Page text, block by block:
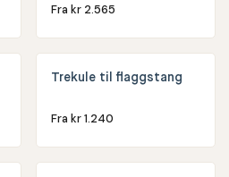
Fra kr 2.565
Trekule til flaggstang
Fra kr1.240